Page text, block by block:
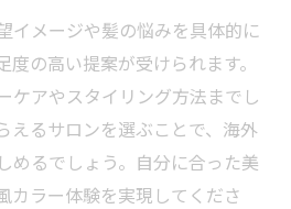
イメージや髪の悩みを具体的に
の高い提案が受けられます。
ケアやスタイリング方法までし
えるサロンを選ぶことで、海外
めるでしょう。自分に合った美
カラー体験を実現してくださ